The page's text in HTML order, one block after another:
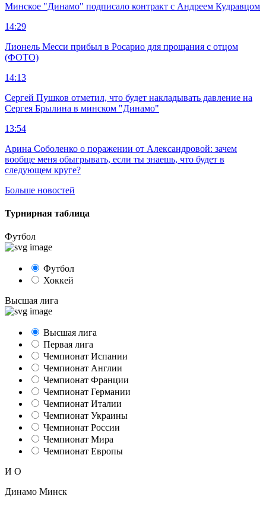
Минское "Динамо" подписало контракт с Андреем Кудравцом
14:29
Лионель Месси прибыл в Росарио для прощания с отцом
(ФОТО)
14:13
Сергей Пушков отметил, что будет накладывать давление на
Сергея Брылина в минском "Динамо"
13:54
Арина Соболенко о поражении от Александровой: зачем
вообще меня обыгрывать, если ты знаешь, что будет в
следующем круге?
Больше новостей
Турнирная таблица
Футбол
Футбол
Хоккей
Высшая лига
Высшая лига
Первая лига
Чемпионат Испании
Чемпионат Англии
Чемпионат Франции
Чемпионат Германии
Чемпионат Италии
Чемпионат Украины
Чемпионат России
Чемпионат Мира
Чемпионат Европы
И О
Динамо Минск